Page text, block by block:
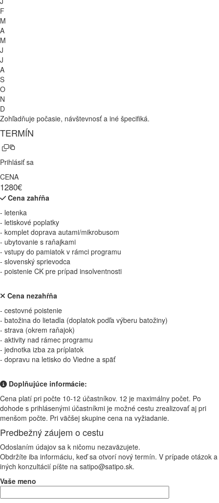
F
M
A
M
J
J
A
S
O
N
D
Zohľadňuje počasie, návštevnosť a iné špecifiká.
TERMÍN
Prihlásiť sa
CENA
1280€
Cena zahŕňa
- letenka
- letiskové poplatky
- komplet doprava autami/mikrobusom
- ubytovanie s raňajkami
- vstupy do pamiatok v rámci programu
- slovenský sprievodca
- poistenie CK pre prípad insolventnosti
Cena nezahŕňa
- cestovné poistenie
- batožina do lietadla (doplatok podľa výberu batožiny)
- strava (okrem raňajok)
- aktivity nad rámec programu
- jednotka izba za príplatok
- dopravu na letisko do Viedne a späť
Doplňujúce informácie:
Cena platí pri počte 10-12 účastníkov. 12 je maximálny počet. Po
dohode s prihlásenými účastníkmi je možné cestu zrealizovať aj pri
menšom počte. Pri väčšej skupine cena na vyžiadanie.
Predbežný záujem o cestu
Odoslaním údajov sa k ničomu nezaväzujete.
Obdržíte iba informáciu, keď sa otvorí nový termín. V prípade otázok a
iných konzultácií píšte na satipo@satipo.sk.
Vaše meno